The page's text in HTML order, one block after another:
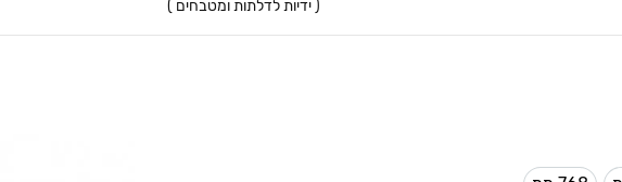
(ידיות לדלתות ומטבחים )